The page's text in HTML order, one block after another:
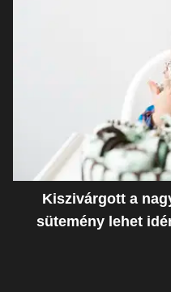
Kiszivárgott a
sütemény lehet